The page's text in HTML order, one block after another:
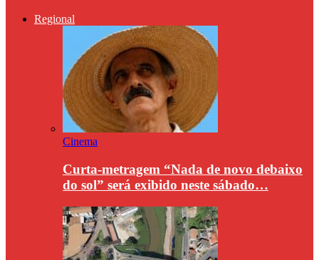
Regional
Cinema
Curta-metragem “Nada de novo debaixo
do sol” será exibido neste sábado…